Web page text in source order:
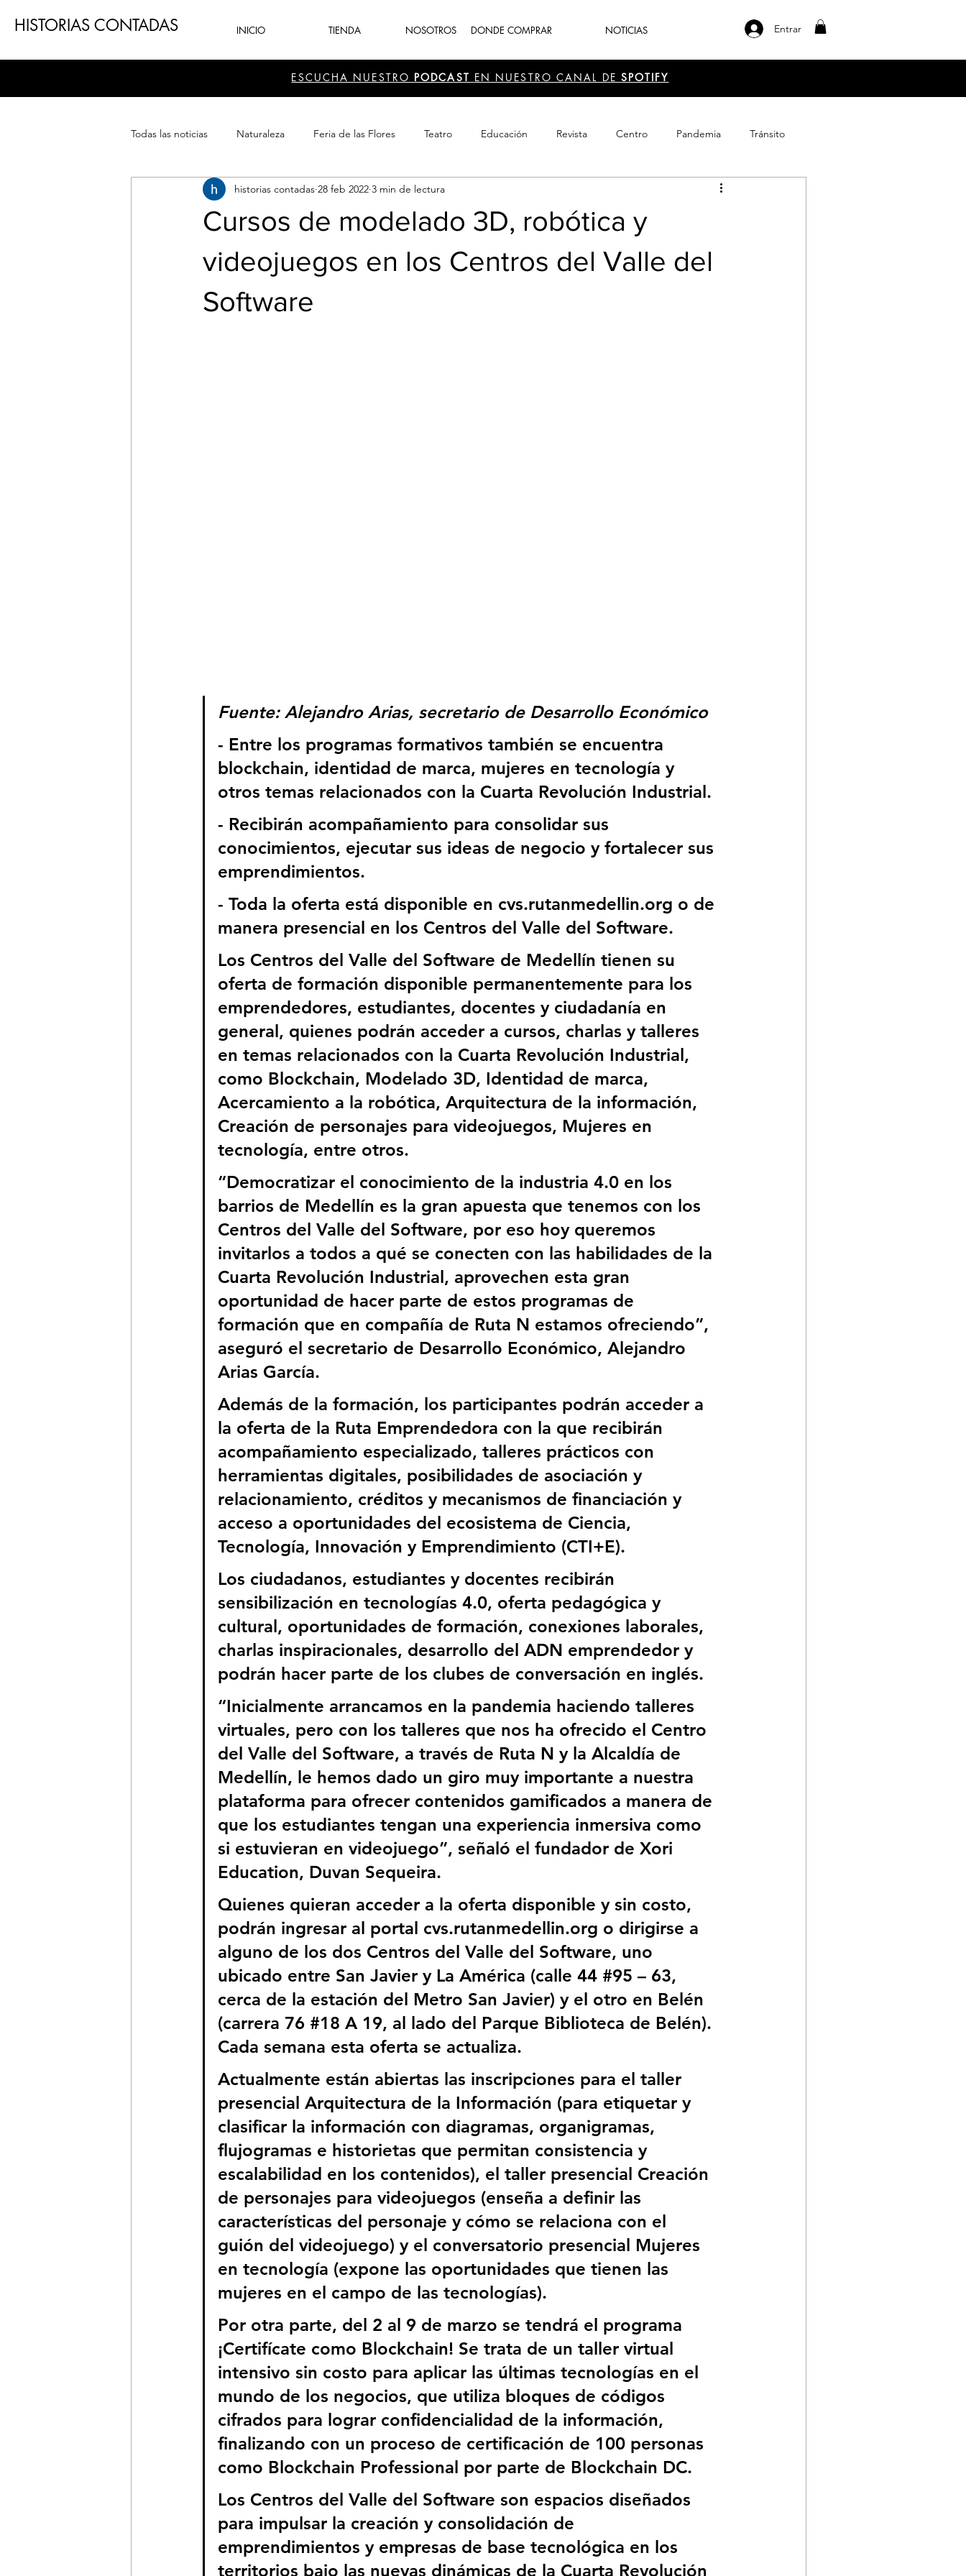
HISTORIAS CONTADAS INICIO TIENDA NOSOTROS DONDE COMPRAR NOTICIAS Entrar
ESCUCHA NUESTRO PODCAST EN NUESTRO CANAL DE SPOTIFY
Todas las noticias Naturaleza Feria de las Flores Teatro Educación Revista Centro Pandemia Tránsito
Patrimonio Sector Cultura Recreación Emprendimiento
Cursos de modelado 3D, robótica y
videojuegos en los Centros del Valle del
Software
historias contadas 28 feb 2022 3 min de lectura
Fuente: Alejandro Arias, secretario de Desarrollo Económico
- Entre los programas formativos también se encuentra
blockchain, identidad de marca, mujeres en tecnología y
otros temas relacionados con la Cuarta Revolución Industrial.
- Recibirán acompañamiento para consolidar sus
conocimientos, ejecutar sus ideas de negocio y fortalecer sus
emprendimientos.
- Toda la oferta está disponible en cvs.rutanmedellin.org o de
manera presencial en los Centros del Valle del Software.
Los Centros del Valle del Software de Medellín tienen su
oferta de formación disponible permanentemente para los
emprendedores, estudiantes, docentes y ciudadanía en
general, quienes podrán acceder a cursos, charlas y talleres
en temas relacionados con la Cuarta Revolución Industrial,
como Blockchain, Modelado 3D, Identidad de marca,
Acercamiento a la robótica, Arquitectura de la información,
Creación de personajes para videojuegos, Mujeres en
tecnología, entre otros.
“Democratizar el conocimiento de la industria 4.0 en los
barrios de Medellín es la gran apuesta que tenemos con los
Centros del Valle del Software, por eso hoy queremos
invitarlos a todos a qué se conecten con las habilidades de la
Cuarta Revolución Industrial, aprovechen esta gran
oportunidad de hacer parte de estos programas de
formación que en compañía de Ruta N estamos ofreciendo”,
aseguró el secretario de Desarrollo Económico, Alejandro
Arias García.
Además de la formación, los participantes podrán acceder a
la oferta de la Ruta Emprendedora con la que recibirán
acompañamiento especializado, talleres prácticos con
herramientas digitales, posibilidades de asociación y
relacionamiento, créditos y mecanismos de financiación y
acceso a oportunidades del ecosistema de Ciencia,
Tecnología, Innovación y Emprendimiento (CTI+E).
Los ciudadanos, estudiantes y docentes recibirán
sensibilización en tecnologías 4.0, oferta pedagógica y
cultural, oportunidades de formación, conexiones laborales,
charlas inspiracionales, desarrollo del ADN emprendedor y
podrán hacer parte de los clubes de conversación en inglés.
“Inicialmente arrancamos en la pandemia haciendo talleres
virtuales, pero con los talleres que nos ha ofrecido el Centro
del Valle del Software, a través de Ruta N y la Alcaldía de
Medellín, le hemos dado un giro muy importante a nuestra
plataforma para ofrecer contenidos gamificados a manera de
que los estudiantes tengan una experiencia inmersiva como
si estuvieran en videojuego”, señaló el fundador de Xori
Education, Duvan Sequeira.
Quienes quieran acceder a la oferta disponible y sin costo,
podrán ingresar al portal cvs.rutanmedellin.org o dirigirse a
alguno de los dos Centros del Valle del Software, uno
ubicado entre San Javier y La América (calle 44 #95 – 63,
cerca de la estación del Metro San Javier) y el otro en Belén
(carrera 76 #18 A 19, al lado del Parque Biblioteca de Belén).
Cada semana esta oferta se actualiza.
Actualmente están abiertas las inscripciones para el taller
presencial Arquitectura de la Información (para etiquetar y
clasificar la información con diagramas, organigramas,
flujogramas e historietas que permitan consistencia y
escalabilidad en los contenidos), el taller presencial Creación
de personajes para videojuegos (enseña a definir las
características del personaje y cómo se relaciona con el
guión del videojuego) y el conversatorio presencial Mujeres
en tecnología (expone las oportunidades que tienen las
mujeres en el campo de las tecnologías).
Por otra parte, del 2 al 9 de marzo se tendrá el programa
¡Certifícate como Blockchain! Se trata de un taller virtual
intensivo sin costo para aplicar las últimas tecnologías en el
mundo de los negocios, que utiliza bloques de códigos
cifrados para lograr confidencialidad de la información,
finalizando con un proceso de certificación de 100 personas
como Blockchain Professional por parte de Blockchain DC.
Los Centros del Valle del Software son espacios diseñados
para impulsar la creación y consolidación de
emprendimientos y empresas de base tecnológica en los
territorios bajo las nuevas dinámicas de la Cuarta Revolución